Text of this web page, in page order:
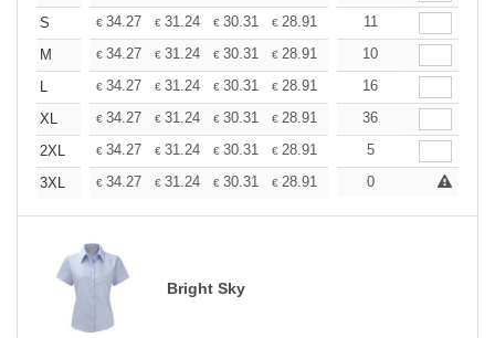
S
€ 34.27 € 31.24 € 30.31 € 28.91 27.28
11
M
€ 34.27 € 31.24 € 30.31 € 28.91 27.28
10
L
€ 34.27 € 31.24 € 30.31 € 28.91 27.28
16
XL
€ 34.27 € 31.24 € 30.31 € 28.91 27.28
36
2XL
€ 34.27 € 31.24 € 30.31 € 28.91 27.28
5
3XL
€ 34.27 € 31.24 € 30.31 € 28.91 27.28
0
Bright Sky